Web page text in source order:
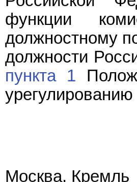
функции
должностному
должности
пункта 1
Москва, Кремль